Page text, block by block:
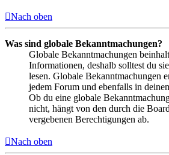
Nach oben
Was sind globale Bekanntmachungen?
Globale Bekanntmachungen
Informationen, deshalb solltest du
lesen. Globale Bekanntmachungen
jedem Forum und ebenfalls in
Ob du eine globale
nicht, hängt von den durch die
vergebenen Berechtigungen ab.
Nach oben